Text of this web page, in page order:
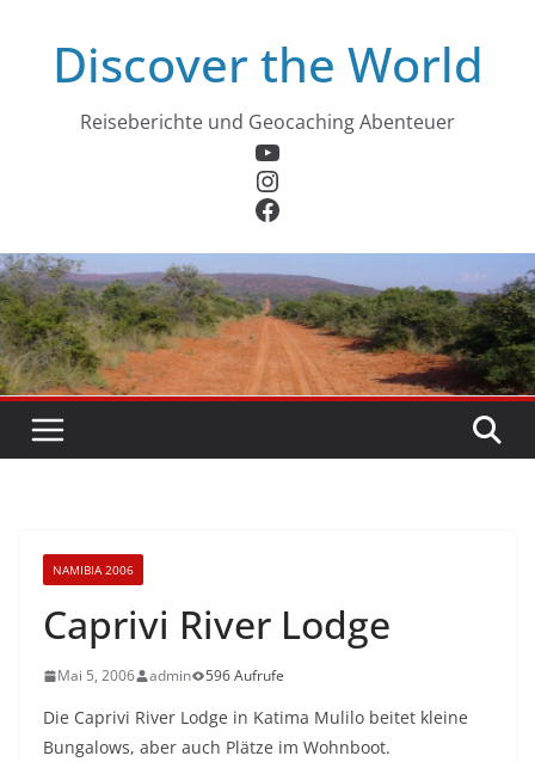
springenDiscover the World
Reiseberichte und Geocaching Abenteuer
YouTube
Instagram
Facebook
NAMIBIA 2006
Caprivi River Lodge
Mai 5, 2006 admin 596 Aufrufe
Die Caprivi River Lodge in Katima Mulilo beitet kleine
Bungalows, aber auch Plätze im Wohnboot.